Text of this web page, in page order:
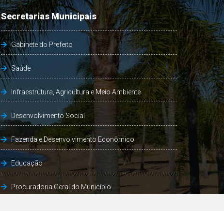
Secretarias Municipais
Gabinete do Prefeito
Saúde
Infraestrutura, Agricultura e Meio Ambiente
Desenvolvimento Social
Fazenda e Desenvolvimento Econômico
Educação
Procuradoria Geral do Município